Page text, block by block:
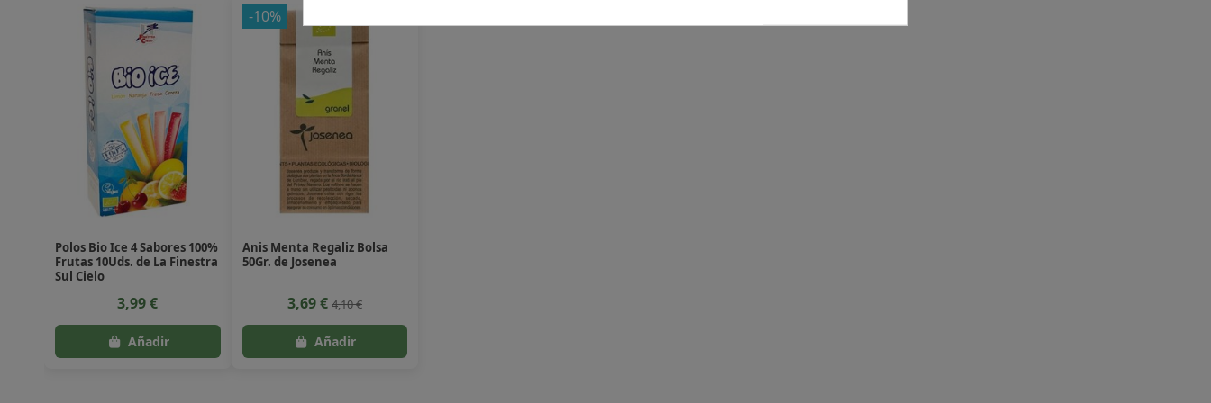
Polos Bio Ice 4 Sabores 100%
Frutas 10Uds. de La Finestra
Sul Cielo
3,99 €
-10%
Anis Menta Regaliz Bolsa
50Gr. de Josenea
3,69 € 4,10 €